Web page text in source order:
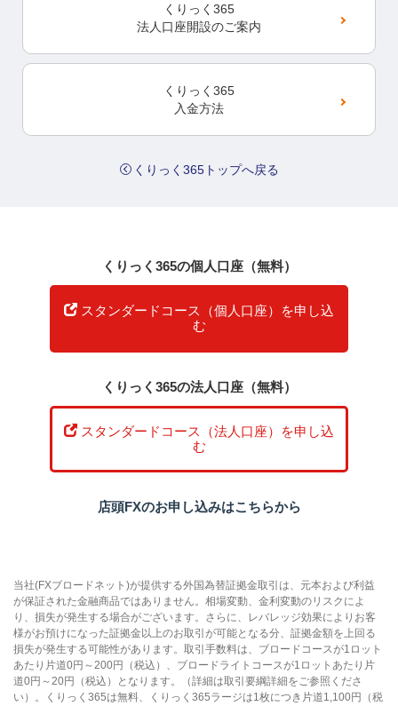
くりっく365
法人口座開設のご案内
くりっく365
入金方法
くりっく365トップへ戻る
くりっく365の個人口座（無料）
スタンダードコース（個人口座）を申し込
む
くりっく365の法人口座（無料）
スタンダードコース（法人口座）を申し込
む
店頭FXのお申し込みはこちらから
当社(FXブロードネット)が提供する外国為替証拠金取引は、元本および利益
が保証された金融商品ではありません。相場変動、金利変動のリスクによ
り、損失が発生する場合がございます。さらに、レバレッジ効果によりお客
様がお預けになった証拠金以上のお取引が可能となる分、証拠金額を上回る
損失が発生する可能性があります。取引手数料は、ブロードコースが1ロット
あたり片道0円～200円（税込）、ブロードライトコースが1ロットあたり片
道0円～20円（税込）となります。（詳細は取引要綱詳細をご参照くださ
い）。くりっく365は無料、くりっく365ラージは1枚につき片道1,100円（税